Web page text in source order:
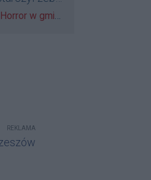
Źródło komentarza:
Horror w gminie Łańcut. Mieszkaniec Rzeszowa terroryzował rodzinę nożem i zaatakował policjantów! [VIDEO]
REKLAMA